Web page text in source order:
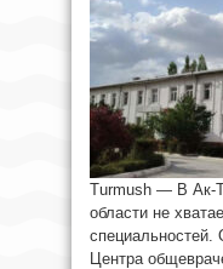
Turmush — В Ак-
области не
Центра